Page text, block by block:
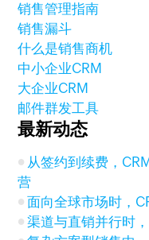
销售管理指南
销售漏斗
什么是销售商机
中小企业CRM
大企业CRM
邮件群发工具
最新动态
从签约到续费，
营
面向全球市场时，
渠道与直销并行时